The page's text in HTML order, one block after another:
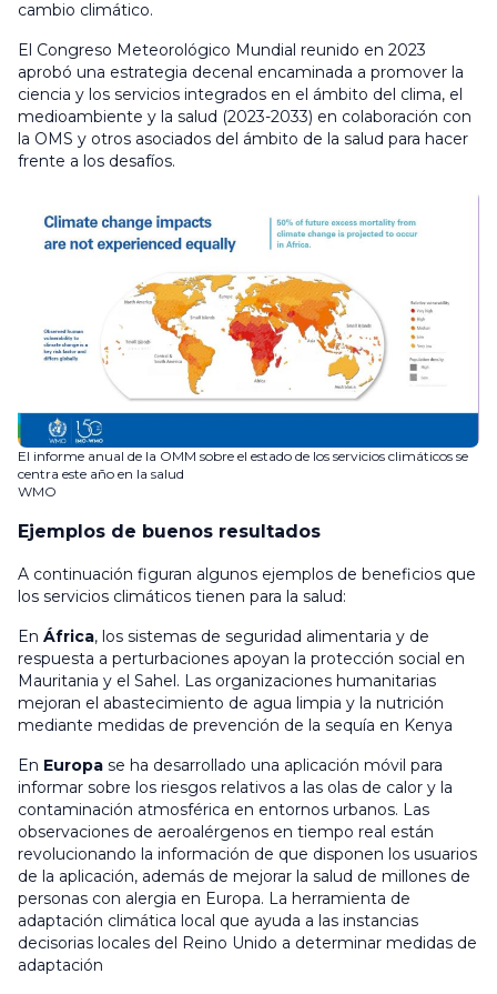
cambio climático.
El Congreso Meteorológico Mundial reunido en 2023
aprobó una estrategia decenal encaminada a promover la
ciencia y los servicios integrados en el ámbito del clima, el
medioambiente y la salud (2023-2033) en colaboración con
la OMS y otros asociados del ámbito de la salud para hacer
frente a los desafíos.
El informe anual de la OMM sobre el estado de los servicios climáticos se
centra este año en la salud
WMO
Ejemplos de buenos resultados
A continuación figuran algunos ejemplos de beneficios que
los servicios climáticos tienen para la salud:
En África, los sistemas de seguridad alimentaria y de
respuesta a perturbaciones apoyan la protección social en
Mauritania y el Sahel. Las organizaciones humanitarias
mejoran el abastecimiento de agua limpia y la nutrición
mediante medidas de prevención de la sequía en Kenya
En Europa se ha desarrollado una aplicación móvil para
informar sobre los riesgos relativos a las olas de calor y la
contaminación atmosférica en entornos urbanos. Las
observaciones de aeroalérgenos en tiempo real están
revolucionando la información de que disponen los usuarios
de la aplicación, además de mejorar la salud de millones de
personas con alergia en Europa. La herramienta de
adaptación climática local que ayuda a las instancias
decisorias locales del Reino Unido a determinar medidas de
adaptación